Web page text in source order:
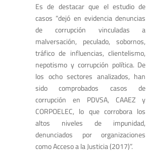
Es de destacar que el estudio de
casos “dejó en evidencia denuncias
de corrupción vinculadas a
malversación, peculado, sobornos,
tráfico de influencias, clientelismo,
nepotismo y corrupción política. De
los ocho sectores analizados, han
sido comprobados casos de
corrupción en PDVSA, CAAEZ y
CORPOELEC, lo que corrobora los
altos niveles de impunidad,
denunciados por organizaciones
como Acceso a la Justicia (2017)”.